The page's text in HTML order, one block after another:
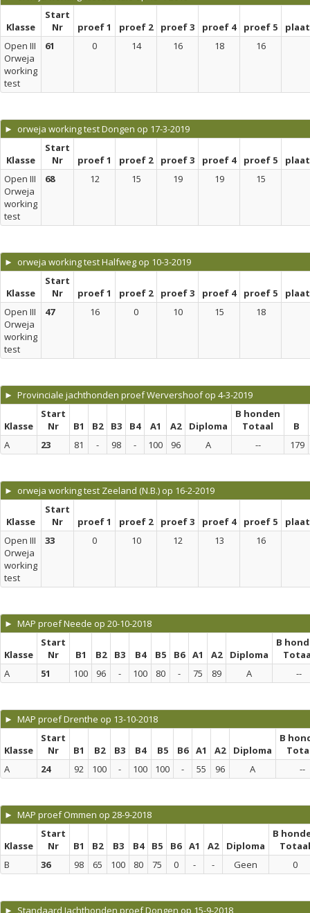
Klasse
Start
Nr
proef 1 proef 2 proef 3 proef 4 proef 5
Open III
Orweja
working
test
61 0 14 16 18 16
► orweja working test Dongen op 17-3-2019
Klasse
Start
Nr
proef 1 proef 2 proef 3 proef 4 proef 5
Open III
Orweja
working
test
68 12 15 19 19 15
► orweja working test Halfweg op 10-3-2019
Klasse
Start
Nr
proef 1 proef 2 proef 3 proef 4 proef 5
Open III
Orweja
working
test
47 16 0 10 15 18
► Provinciale jachthonden proef Wervershoof op 4-3-2019
Klasse
Start
Nr
B1 B2 B3 B4 A1 A2 Diploma
B honden
Totaal
B
A
23 81 - 98 - 100 96 A -- 179
► orweja working test Zeeland (N.B.) op 16-2-2019
Klasse
Start
Nr
proef 1 proef 2 proef 3 proef 4 proef 5
Open III
Orweja
working
test
33 0 10 12 13 16
► MAP proef Neede op 20-10-2018
Klasse
Start
Nr
B1 B2 B3 B4 B5 B6 A1 A2 Diploma
B
A
51 100 96 - 100 80 - 75 89 A --
► MAP proef Drenthe op 13-10-2018
Klasse
Start
Nr
B1 B2 B3 B4 B5 B6 A1 A2 Diploma
B
A
24 92 100 - 100 100 - 55 96 A --
► MAP proef Ommen op 28-9-2018
Klasse
Start
Nr
B1 B2 B3 B4 B5 B6 A1 A2 Diploma
B
Totaal
B
36 98 65 100 80 75 0 - - Geen 0
► Standaard Jachthonden proef Dongen op 15-9-2018